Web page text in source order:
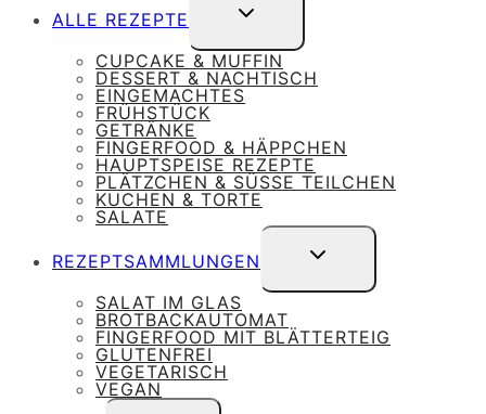
ALLE REZEPTE
UNTERMENÜ
UMSCHALTEN
CUPCAKE & MUFFIN
DESSERT & NACHTISCH
EINGEMACHTES
FRÜHSTÜCK
GETRÄNKE
FINGERFOOD & HÄPPCHEN
HAUPTSPEISE REZEPTE
PLÄTZCHEN & SÜSSE TEILCHEN
KUCHEN & TORTE
SALATE
REZEPTSAMMLUNGEN
UNTERMENÜ
UMSCHALTEN
SALAT IM GLAS
BROTBACKAUTOMAT
FINGERFOOD MIT BLÄTTERTEIG
GLUTENFREI
VEGETARISCH
VEGAN